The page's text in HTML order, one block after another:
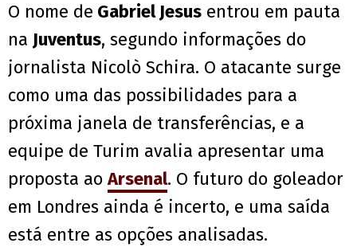
O nome de Gabriel Jesus entrou em pauta
na Juventus, segundo informações do
jornalista Nicolò Schira. O atacante surge
como uma das possibilidades para a
próxima janela de transferências, e a
equipe de Turim avalia apresentar uma
proposta aoArsenal. O futuro do goleador
em Londres ainda é incerto, e uma saída
está entre as opções analisadas.